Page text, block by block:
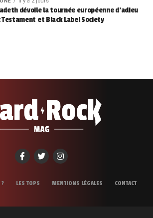
dévoile la tournée européenne d’adieu
Testament et Black Label Society
LES TOPS MENTIONS LÉGALES CONTACT